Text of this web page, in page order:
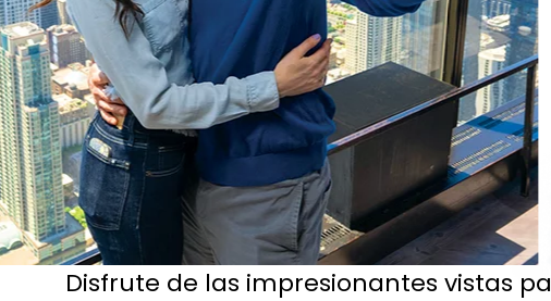
Disfrute de las impresionantes vistas